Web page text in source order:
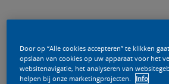
Door op “Alle cookies accepteren” te klikken
opslaan van cookies op uw apparaat voor het
websitenavigatie, het analyseren van
helpen bij onze marketingprojecten.
Info